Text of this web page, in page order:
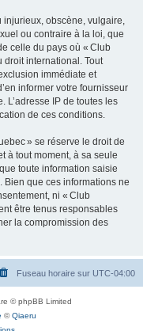
injurieux, obscène, vulgaire,
ou contraire à la loi, que
celle du pays où « Club
droit international. Tout
immédiate et
informer votre fournisseur
L’adresse IP de toutes les
de ces conditions.
» se réserve le droit de
à tout moment, à sa seule
toute information saisie
que ces informations ne
ni « Club
être tenus responsables
la compromission des
Fuseau horaire sur UTC-04:00
© phpBB Limited
©Qiaeru